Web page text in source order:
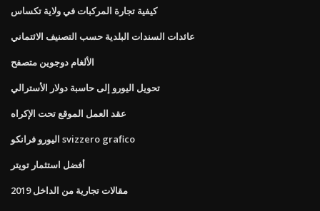
كيفية تجارة المركبات في ولاية تكساس
عائدات السندات البلدية حسب التصنيف الائتماني
الألغام دوجوين متصفح
تحويل اليورو إلى حاسبة دولار الأسترالي
عقد العمل الموقع تحت الإكراه
اليورو فرانكو svizzero grafico
أفضل استثمار تويتر
مقالات تجارية من الداخل 2019